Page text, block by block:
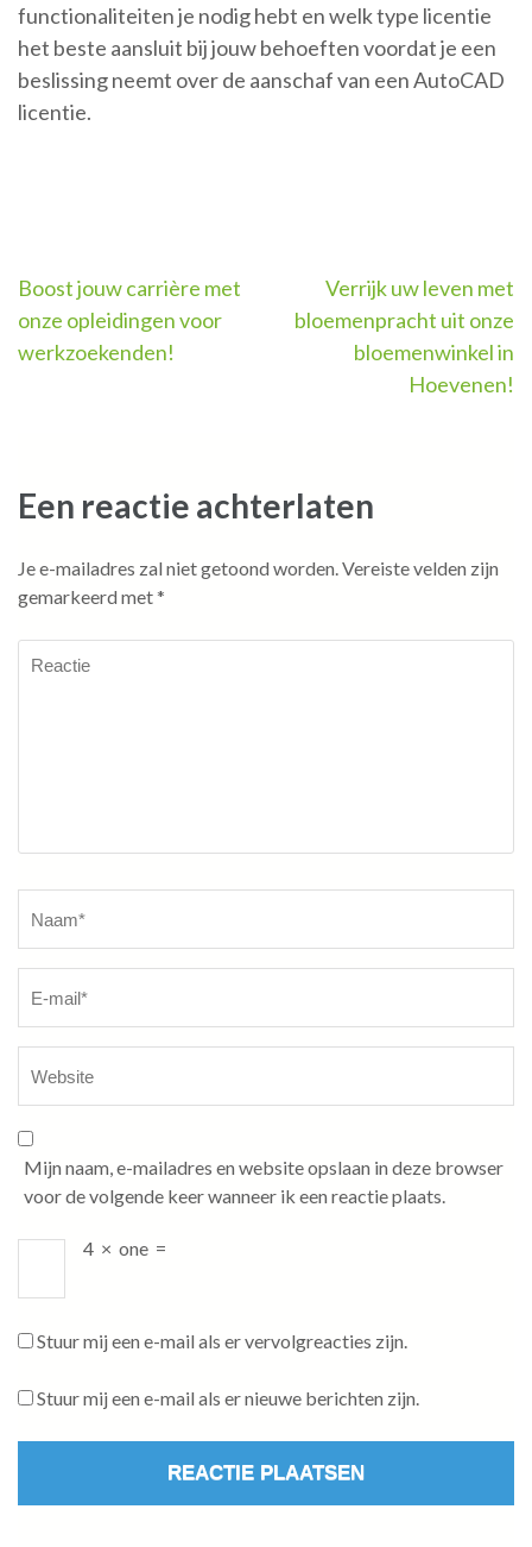
functionaliteiten je nodig hebt en welk type licentie
het beste aansluit bij jouw behoeften voordat je een
beslissing neemt over de aanschaf van een AutoCAD
licentie.
Berichtnavigatie
Boost jouw carrière met
onze opleidingen voor
werkzoekenden!
Verrijk uw leven met
bloemenpracht uit onze
bloemenwinkel in
Hoevenen!
Een reactie achterlaten
Je e-mailadres zal niet getoond worden.Vereiste velden zijn
gemarkeerd met*
Mijn naam, e-mailadres en website opslaan in deze browser
voor de volgende keer wanneer ik een reactie plaats.
4 × one =
Stuur mij een e-mail als er vervolgreacties zijn.
Stuur mij een e-mail als er nieuwe berichten zijn.